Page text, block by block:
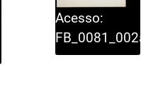
Acesso:
FB_0081_002a